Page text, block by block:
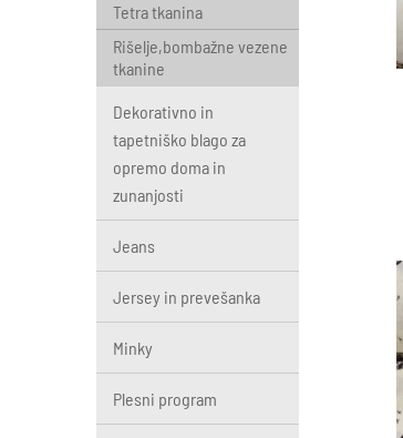
Tetra tkanina
Rišelje,bombažne vezene
tkanine
Dekorativno in
tapetniško blago za
opremo doma in
zunanjosti
Jeans
Jersey in prevešanka
Minky
Plesni program